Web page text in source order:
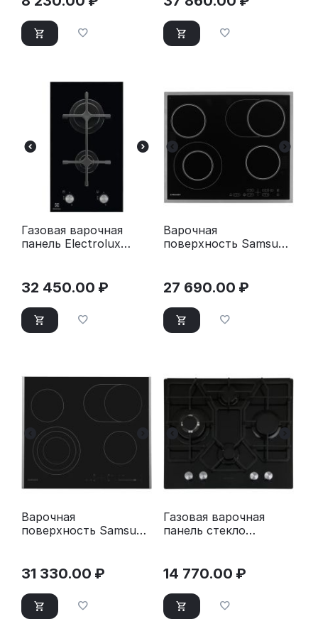
Газовая варочная
панель Electrolux
32 450.00 ₽
Варочная
поверхность Samsung
27 690.00 ₽
Варочная
поверхность Samsung
31 330.00 ₽
Газовая варочная
панель стекло
14 770.00 ₽